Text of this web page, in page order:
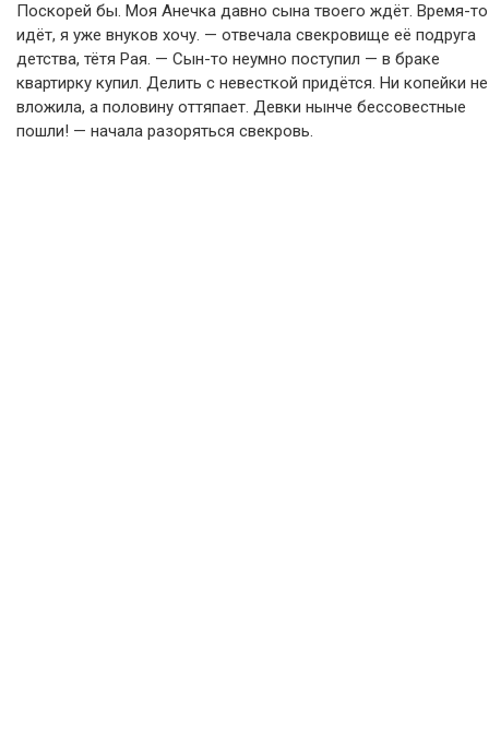
Поскорей бы. Моя Анечка давно сына твоего ждёт. Время-то
идёт, я уже внуков хочу. — отвечала свекровище её подруга
детства, тётя Рая. — Сын-то неумно поступил — в браке
квартирку купил. Делить с невесткой придётся. Ни копейки не
вложила, а половину оттяпает. Девки нынче бессовестные
пошли! — начала разоряться свекровь.